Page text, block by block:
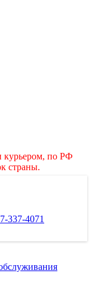
курьером, по РФ
страны.
337-4071